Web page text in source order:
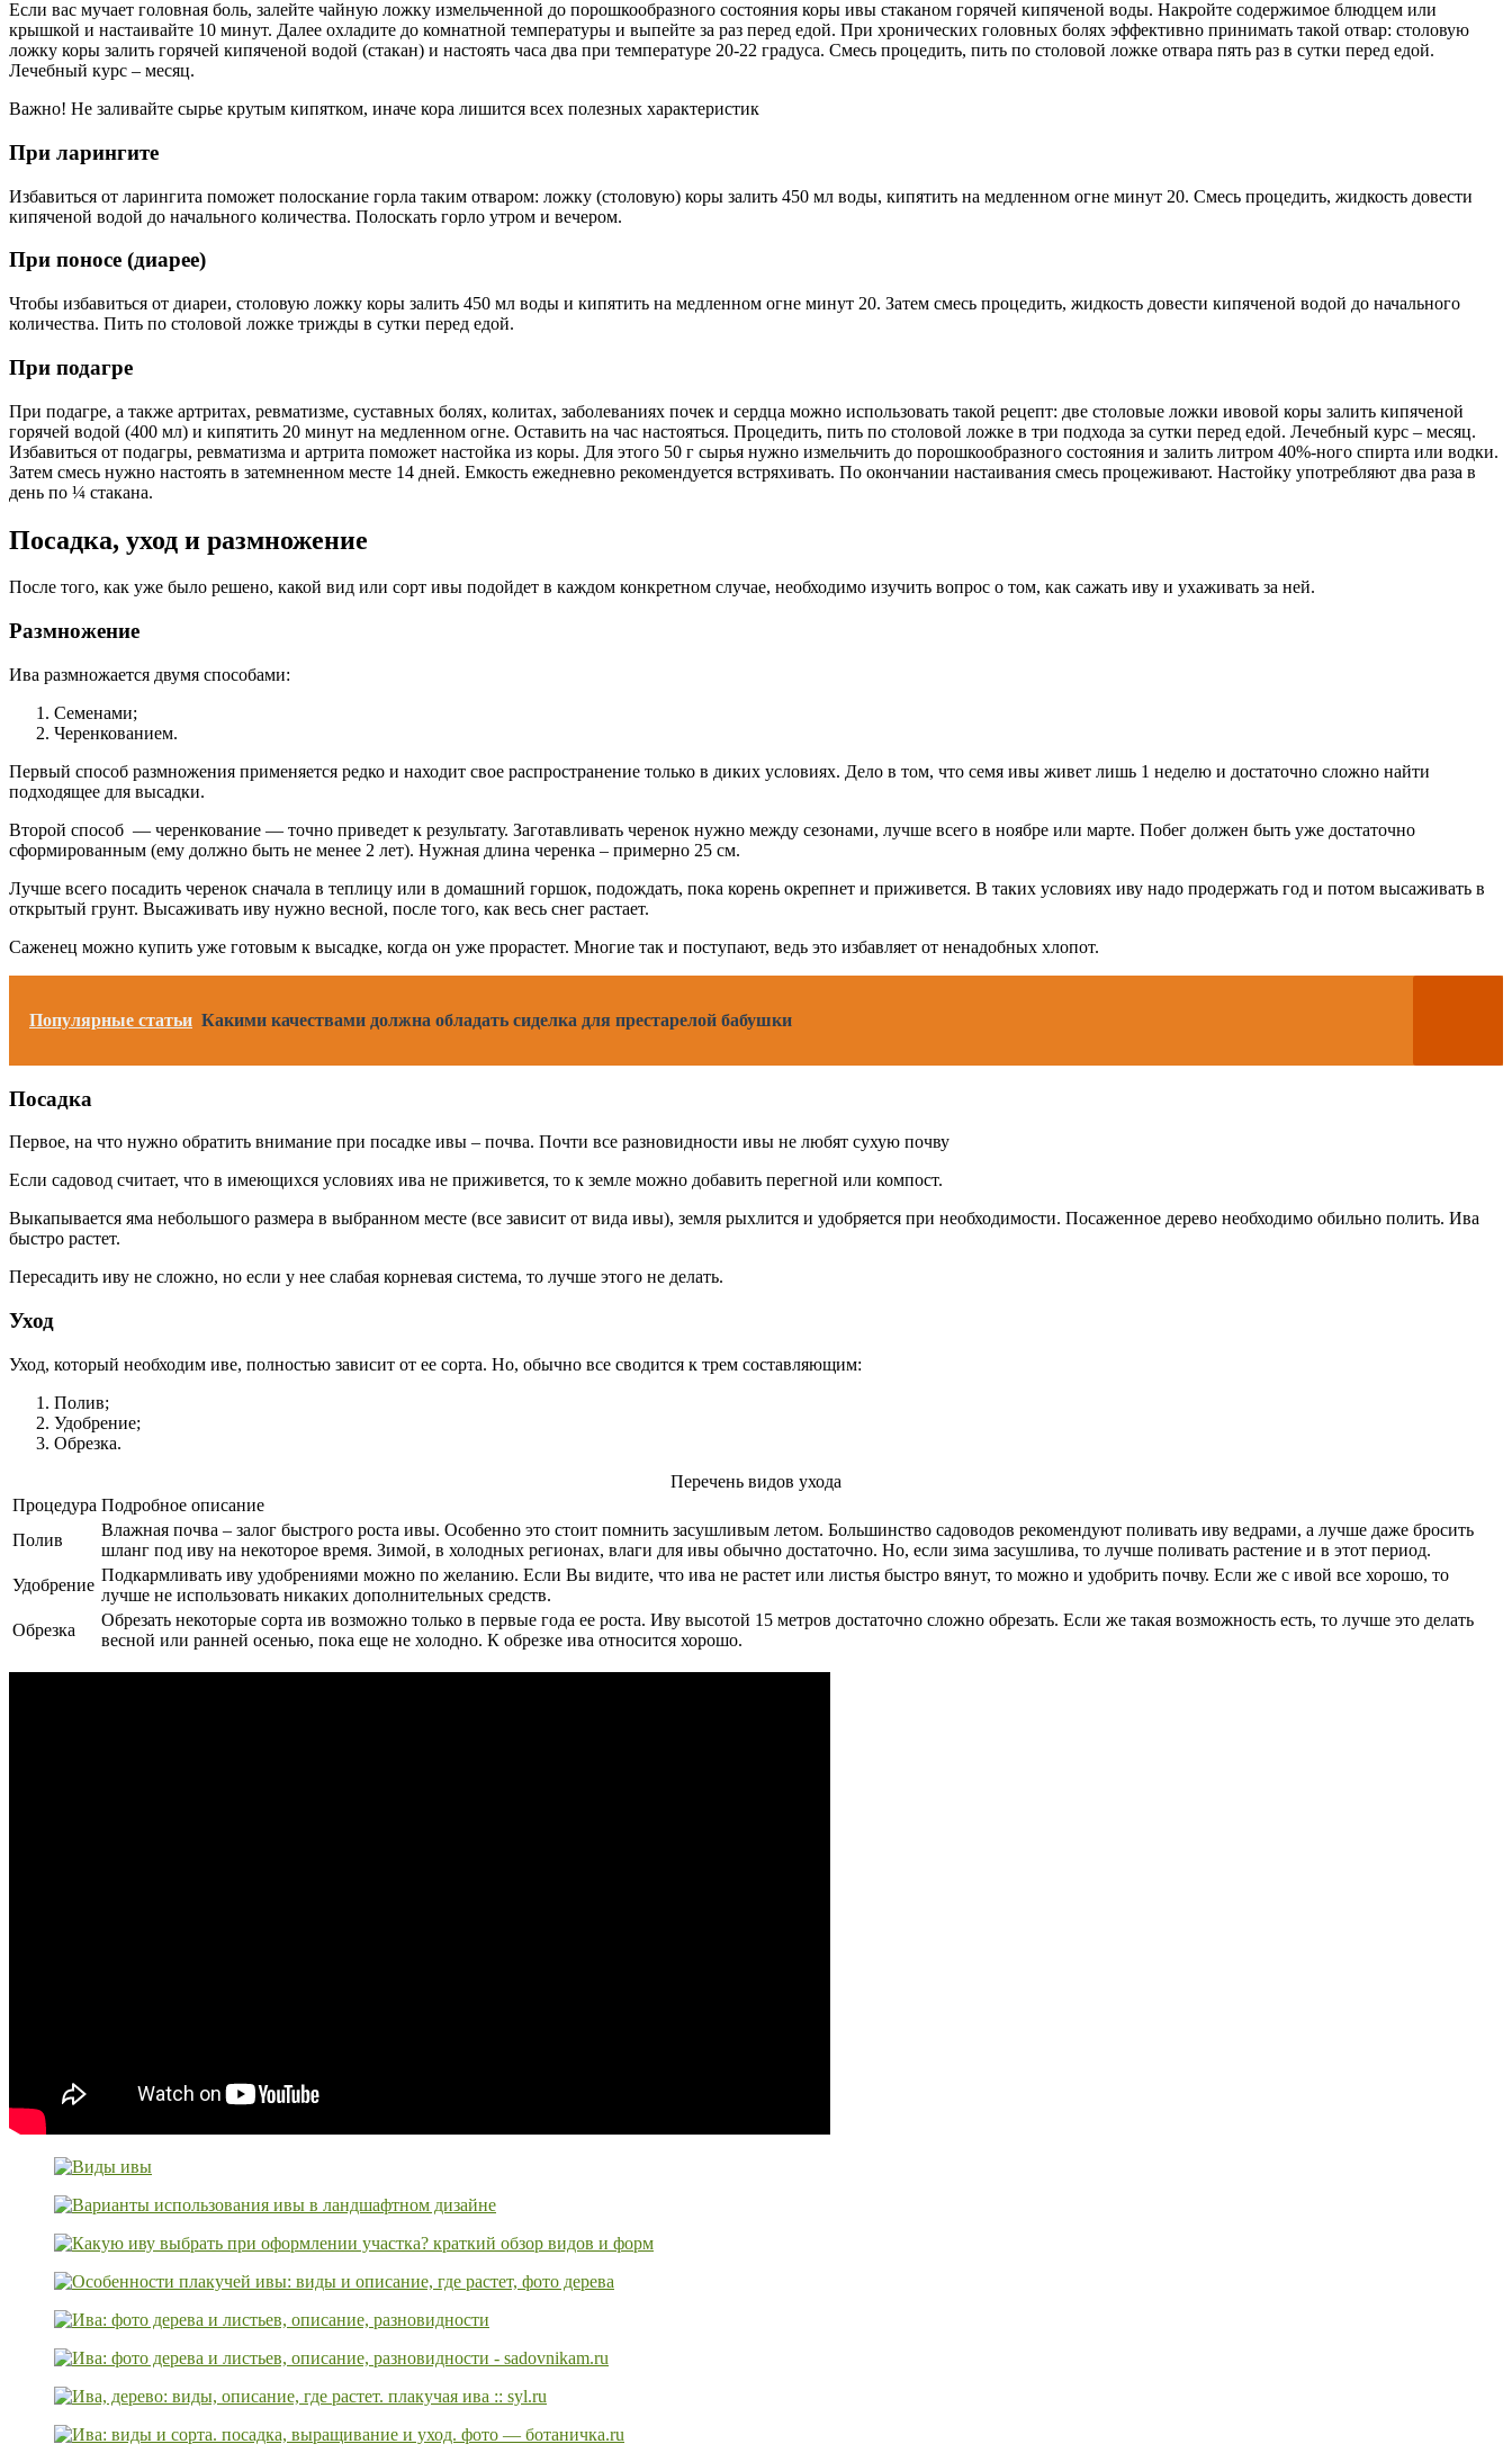
Если вас мучает головная боль, залейте чайную ложку измельченной до порошкообразного состояния коры ивы стаканом горячей кипяченой воды. Накройте содержимое блюдцем или
крышкой и настаивайте 10 минут. Далее охладите до комнатной температуры и выпейте за раз перед едой. При хронических головных болях эффективно принимать такой отвар: столовую
ложку коры залить горячей кипяченой водой (стакан) и настоять часа два при температуре 20-22 градуса. Смесь процедить, пить по столовой ложке отвара пять раз в сутки перед едой.
Лечебный курс – месяц.
Важно! Не заливайте сырье крутым кипятком, иначе кора лишится всех полезных характеристик
При ларингите
Избавиться от ларингита поможет полоскание горла таким отваром: ложку (столовую) коры залить 450 мл воды, кипятить на медленном огне минут 20. Смесь процедить, жидкость довести
кипяченой водой до начального количества. Полоскать горло утром и вечером.
При поносе (диарее)
Чтобы избавиться от диареи, столовую ложку коры залить 450 мл воды и кипятить на медленном огне минут 20. Затем смесь процедить, жидкость довести кипяченой водой до начального
количества. Пить по столовой ложке трижды в сутки перед едой.
При подагре
При подагре, а также артритах, ревматизме, суставных болях, колитах, заболеваниях почек и сердца можно использовать такой рецепт: две столовые ложки ивовой коры залить кипяченой
горячей водой (400 мл) и кипятить 20 минут на медленном огне. Оставить на час настояться. Процедить, пить по столовой ложке в три подхода за сутки перед едой. Лечебный курс – месяц.
Избавиться от подагры, ревматизма и артрита поможет настойка из коры. Для этого 50 г сырья нужно измельчить до порошкообразного состояния и залить литром 40%-ного спирта или водки.
Затем смесь нужно настоять в затемненном месте 14 дней. Емкость ежедневно рекомендуется встряхивать. По окончании настаивания смесь процеживают. Настойку употребляют два раза в
день по ¼ стакана.
Посадка, уход и размножение
После того, как уже было решено, какой вид или сорт ивы подойдет в каждом конкретном случае, необходимо изучить вопрос о том, как сажать иву и ухаживать за ней.
Размножение
Ива размножается двумя способами:
Семенами;
Черенкованием.
Первый способ размножения применяется редко и находит свое распространение только в диких условиях. Дело в том, что семя ивы живет лишь 1 неделю и достаточно сложно найти
подходящее для высадки.
Второй способ — черенкование — точно приведет к результату. Заготавливать черенок нужно между сезонами, лучше всего в ноябре или марте. Побег должен быть уже достаточно
сформированным (ему должно быть не менее 2 лет). Нужная длина черенка – примерно 25 см.
Лучше всего посадить черенок сначала в теплицу или в домашний горшок, подождать, пока корень окрепнет и приживется. В таких условиях иву надо продержать год и потом высаживать в
открытый грунт. Высаживать иву нужно весной, после того, как весь снег растает.
Саженец можно купить уже готовым к высадке, когда он уже прорастет. Многие так и поступают, ведь это избавляет от ненадобных хлопот.
Популярные статьи Какими качествами должна обладать сиделка для престарелой бабушки
Посадка
Первое, на что нужно обратить внимание при посадке ивы – почва. Почти все разновидности ивы не любят сухую почву
Если садовод считает, что в имеющихся условиях ива не приживется, то к земле можно добавить перегной или компост.
Выкапывается яма небольшого размера в выбранном месте (все зависит от вида ивы), земля рыхлится и удобряется при необходимости. Посаженное дерево необходимо обильно полить. Ива
быстро растет.
Пересадить иву не сложно, но если у нее слабая корневая система, то лучше этого не делать.
Уход
Уход, который необходим иве, полностью зависит от ее сорта. Но, обычно все сводится к трем составляющим:
Полив;
Удобрение;
Обрезка.
Перечень видов ухода
Процедура Подробное описание
Полив
Влажная почва – залог быстрого роста ивы. Особенно это стоит помнить засушливым летом. Большинство садоводов рекомендуют поливать иву ведрами, а лучше даже бросить
шланг под иву на некоторое время. Зимой, в холодных регионах, влаги для ивы обычно достаточно. Но, если зима засушлива, то лучше поливать растение и в этот период.
Удобрение
Подкармливать иву удобрениями можно по желанию. Если Вы видите, что ива не растет или листья быстро вянут, то можно и удобрить почву. Если же с ивой все хорошо, то
лучше не использовать никаких дополнительных средств.
Обрезка
Обрезать некоторые сорта ив возможно только в первые года ее роста. Иву высотой 15 метров достаточно сложно обрезать. Если же такая возможность есть, то лучше это делать
весной или ранней осенью, пока еще не холодно. К обрезке ива относится хорошо.